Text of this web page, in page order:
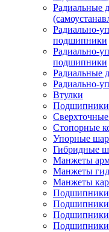
Радиальные
Радиально-
подшипники
Радиально-
подшипники
Радиальные
Радиально-
Втулки
Подшипники
Стопорные
Упорные
Гибридные
Манжеты
Манжеты
Манжеты